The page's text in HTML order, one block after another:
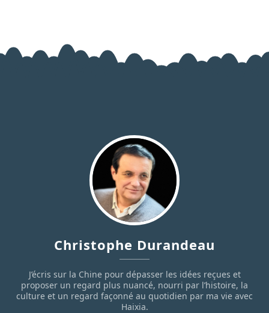
Christophe Durandeau
J’écris sur la Chine pour dépasser les idées reçues et
proposer un regard plus nuancé, nourri par l’histoire, la
culture et un regard façonné au quotidien par ma vie avec
Haixia.